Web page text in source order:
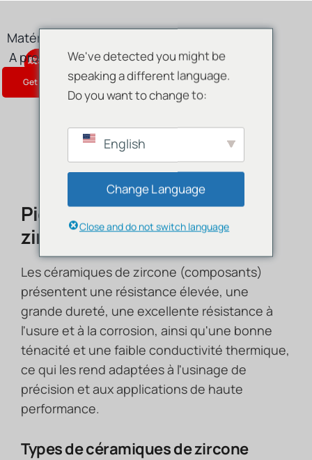
content
Matériaux
A propos de
Blog Nous contacter
Get Instant Quote
Pièces en céramique de
zircone
Les céramiques de zircone (composants)
présentent une résistance élevée, une
grande dureté, une excellente résistance à
l'usure et à la corrosion, ainsi qu'une bonne
ténacité et une faible conductivité thermique,
ce qui les rend adaptées à l'usinage de
précision et aux applications de haute
performance.
Types de céramiques de zircone
We've detected you might be
speaking a different language.
Do you want to change to:
English
Change Language
Close and do not switch language